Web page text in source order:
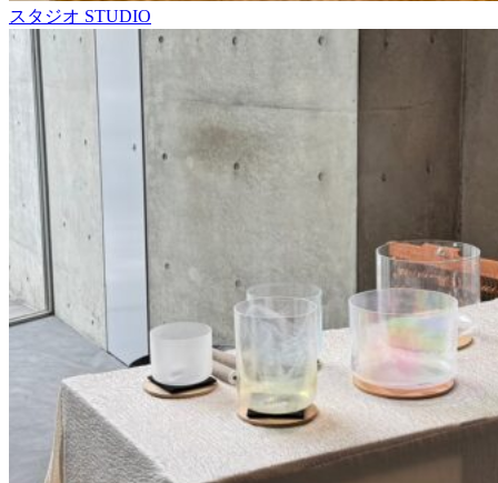
スタジオ STUDIO